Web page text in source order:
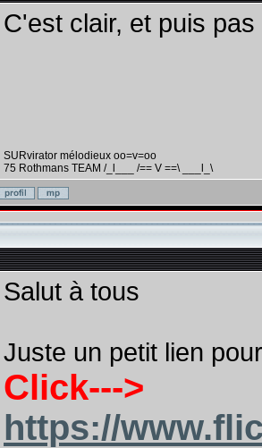
C'est clair, et puis
SURvirator mélodieux oo=v=oo
75 Rothmans TEAM /_l___ /== V ==\ ___l_\
Salut à tous
Juste un petit lien
Click--->
https://